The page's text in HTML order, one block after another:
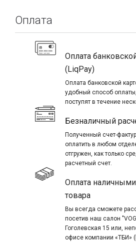
Оплата
Оплата
(LiqPay)
Оплата банковской
удобный способ
поступят в течение
Безналичный
Полученный счет-
оплатить в любом
отгружен, как только
расчетный счет.
Оплата
товара
Вы всегда сможете
посетив наш салон
Гоголевская 15 или,
офисе компании «ТБИ»